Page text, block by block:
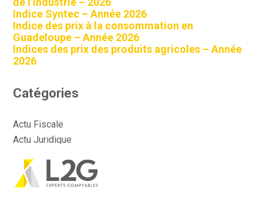
Aller
au
Indice Syntec – Année 2026
Indice des prix à la consommation en
Guadeloupe – Année 2026
Indices des prix des produits agricoles – Année
2026
Catégories
Actu Fiscale
Actu Juridique
Actualité
Année 2022 – Indices, taux, barèmes fiscaux